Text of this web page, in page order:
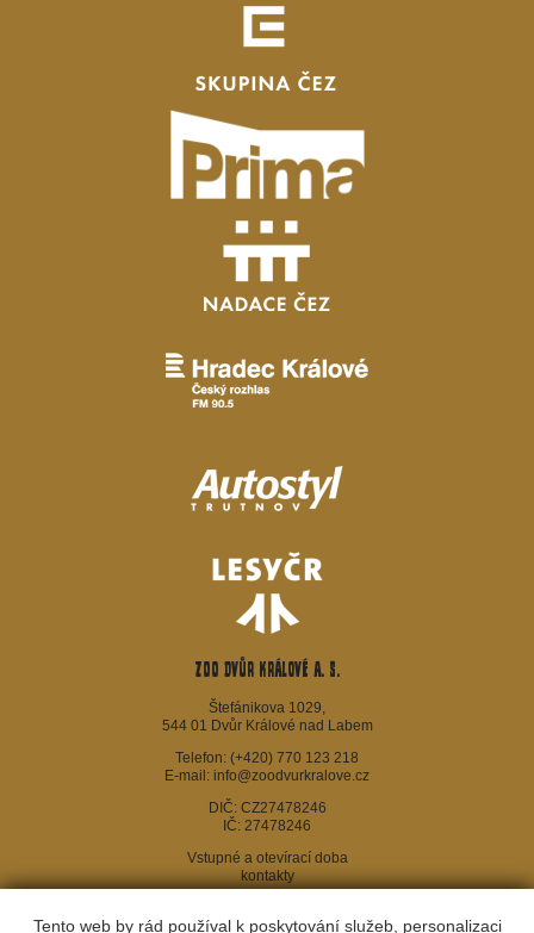
Tento web by rád používal k poskytování služeb, personalizaci
ZOO Dvůr Králové a. s.
Štefánikova 1029,
544 01 Dvůr Králové nad Labem
Telefon: (+420) 770 123 218
E-mail: info@zoodvurkralove.cz
DIČ: CZ27478246
IČ: 27478246
Vstupné a otevírací doba
kontakty
licensed underCC BY-NC-ND 4.0